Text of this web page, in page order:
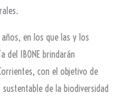
en los que las y los
del IBONE brindarán
con el objetivo de
de la biodiversidad